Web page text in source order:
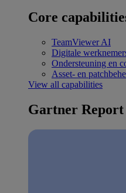
Core
TeamViewer AI
Digitale
Ondersteuning en
Asset- en
View all capabilities
Gartner Report